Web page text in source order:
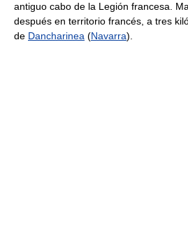
antiguo cabo de la Legión francesa.
después en territorio francés, a tres
de Dancharinea (Navarra).